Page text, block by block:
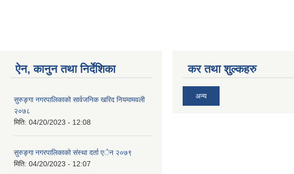
ऐन, कानुन तथा निर्देशिका
सुरुङ्गा नगरपालिकाको सार्वजनिक खरिद नियमामवली
२०७८
मिति: 04/20/2023 - 12:08
सुरुङ्गा नगरपालिकाको संस्था दर्ता एेन २०७९
मिति: 04/20/2023 - 12:07
कर तथा शुल्कहरु
अन्य